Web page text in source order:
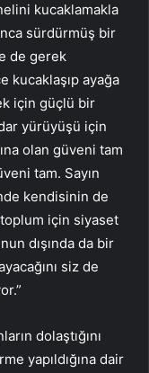
kucaklamakla
sürdürmüş bir
de gerek
kucaklaşıp ayağa
için güçlü bir
yürüyüşü için
olan güveni tam
tam. Sayın
kendisinin de
toplum için siyaset
dışında da bir
siz de
dolaştığını
yapıldığına dair